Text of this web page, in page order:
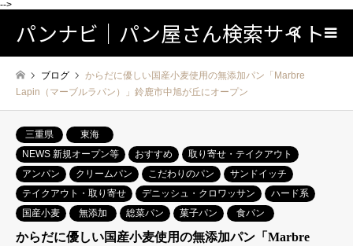
-->
パンナビ｜パン屋さん検索サイト検索
ブログ
からだに優しい国産小麦使用の無添加パン「Marbre
Lapin（マーブルラパン）」鈴鹿市中旭が丘にオープン
三重県
東海
NEWS 新規オープン等
おすすめ
取り寄せ・テイクアウト
アンパン
クリームパン こだわりのパン
サンドイッチ
テイクアウト・取り寄せ
デニッシュ・クロワッサン
ハード系
国産小麦
無添加 総菜パン 菓子パン 食パン
からだに優しい国産小麦使用の無添加パン「Marbre